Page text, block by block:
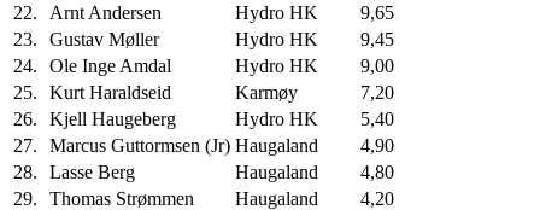
22.
Arnt Andersen Hydro HK
9,65
23.
Gustav Møller Hydro HK
9,45
24.
Ole Inge Amdal Hydro HK
9,00
25.
Kurt Haraldseid Karmøy
7,20
26.
Kjell Haugeberg Hydro HK
5,40
27.
Marcus Guttormsen (Jr) Haugaland
4,90
28.
Lasse Berg Haugaland
4,80
29.
Thomas Strømmen Haugaland
4,20